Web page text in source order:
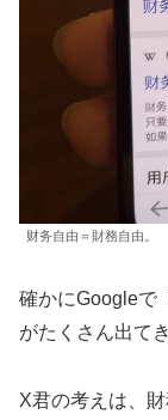
财务自由＝財務自由。
確かにGoogleで「
がたくさん出て
X君の考えは、